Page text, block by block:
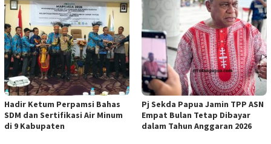
Hadir Ketum Perpamsi Bahas
SDM dan Sertifikasi Air Minum
di 9 Kabupaten
Pj Sekda Papua Jamin TPP ASN
Empat Bulan Tetap Dibayar
dalam Tahun Anggaran 2026